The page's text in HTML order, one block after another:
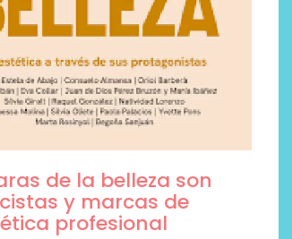
de la belleza son
y marcas de
profesional